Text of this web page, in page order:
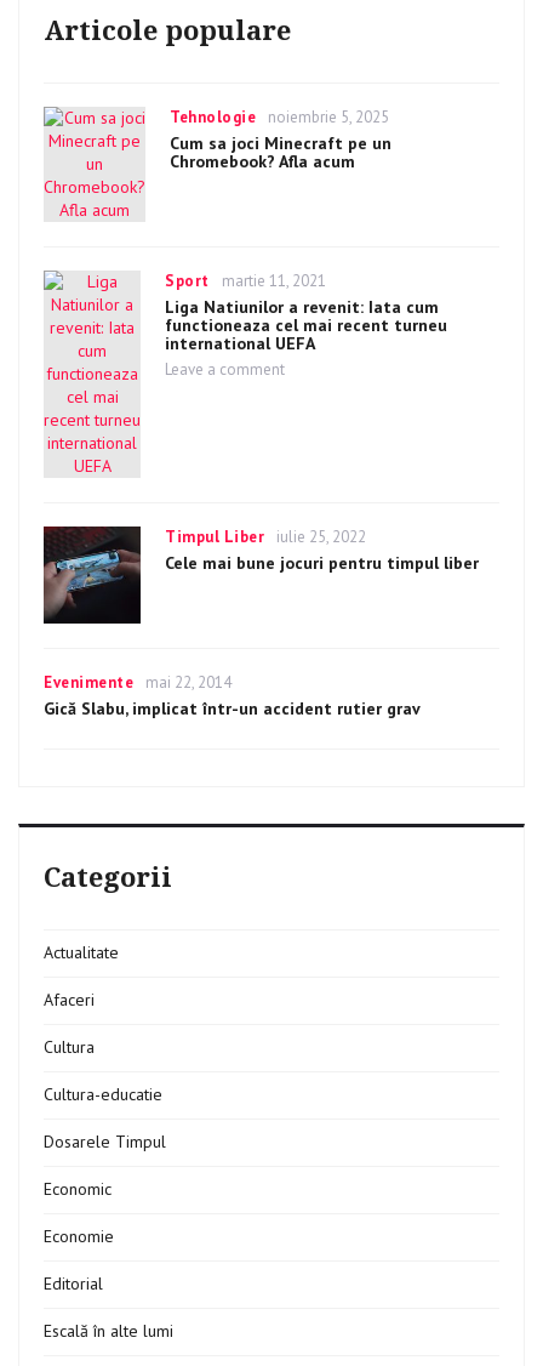
Articole populare
Categories
Tehnologie
Posted
on
noiembrie 5, 2025
Cum sa joci Minecraft pe un
Chromebook? Afla acum
Categories
Sport
Posted
on
martie 11, 2021
Liga Natiunilor a revenit: Iata cum
functioneaza cel mai recent turneu
international UEFA
Leave a comment
cel
mai
Categories
Timpul Liber
Posted
on
iulie 25, 2022
Cele mai bune jocuri pentru timpul liber
Categories
Evenimente
Posted
on
mai 22, 2014
Gică Slabu, implicat într-un accident rutier grav
Categorii
Actualitate
Afaceri
Cultura
Cultura-educatie
Dosarele Timpul
Economic
Economie
Editorial
Escală în alte lumi